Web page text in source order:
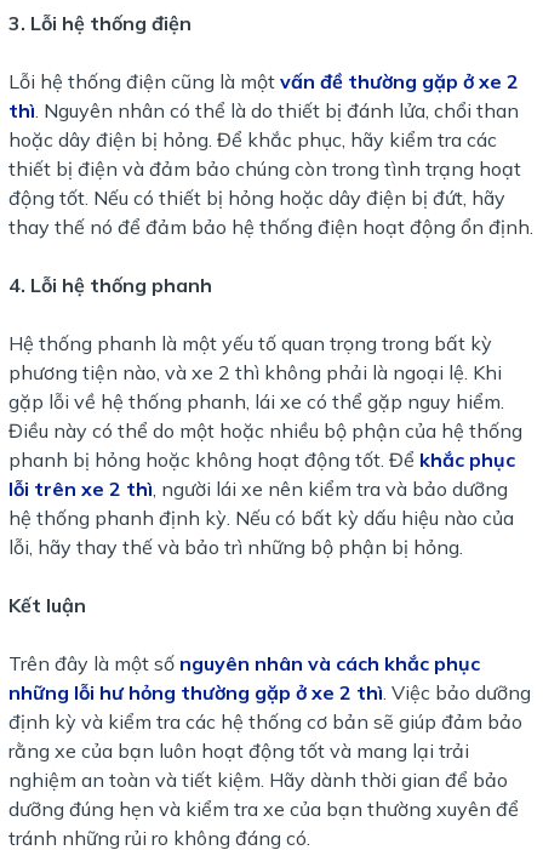
3. Lỗi hệ thống điện
Lỗi hệ thống điện cũng là một vấn đề thường gặp ở xe 2
thì . Nguyên nhân có thể là do thiết bị đánh lửa, chổi than
hoặc dây điện bị hỏng. Để khắc phục, hãy kiểm tra các
thiết bị điện và đảm bảo chúng còn trong tình trạng hoạt
động tốt. Nếu có thiết bị hỏng hoặc dây điện bị đứt, hãy
thay thế nó để đảm bảo hệ thống điện hoạt động ổn định.
4. Lỗi hệ thống phanh
Hệ thống phanh là một yếu tố quan trọng trong bất kỳ
phương tiện nào, và xe 2 thì không phải là ngoại lệ. Khi
gặp lỗi về hệ thống phanh, lái xe có thể gặp nguy hiểm.
Điều này có thể do một hoặc nhiều bộ phận của hệ thống
phanh bị hỏng hoặc không hoạt động tốt. Để khắc phục
lỗi trên xe 2 thì , người lái xe nên kiểm tra và bảo dưỡng
hệ thống phanh định kỳ. Nếu có bất kỳ dấu hiệu nào của
lỗi, hãy thay thế và bảo trì những bộ phận bị hỏng.
Kết luận
Trên đây là một số nguyên nhân và cách khắc phục
những lỗi hư hỏng thường gặp ở xe 2 thì . Việc bảo dưỡng
định kỳ và kiểm tra các hệ thống cơ bản sẽ giúp đảm bảo
rằng xe của bạn luôn hoạt động tốt và mang lại trải
nghiệm an toàn và tiết kiệm. Hãy dành thời gian để bảo
dưỡng đúng hẹn và kiểm tra xe của bạn thường xuyên để
tránh những rủi ro không đáng có.